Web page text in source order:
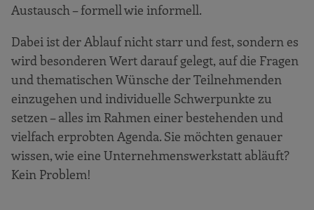
Austausch – formell wie informell.
Dabei ist der Ablauf nicht starr und fest, sondern es
wird besonderen Wert darauf gelegt, auf die Fragen
und thematischen Wünsche der Teilnehmenden
einzugehen und individuelle Schwerpunkte zu
setzen – alles im Rahmen einer bestehenden und
vielfach erprobten Agenda. Sie möchten genauer
wissen, wie eine Unternehmenswerkstatt abläuft?
Kein Problem!